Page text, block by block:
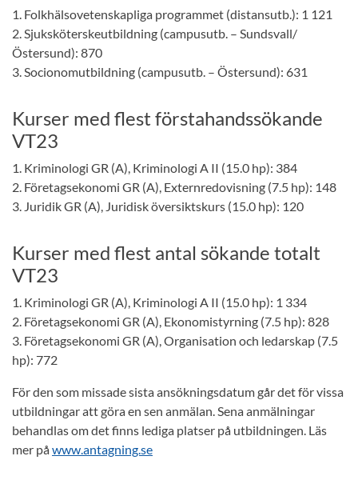
1. Folkhälsovetenskapliga programmet (distansutb.): 1 121
2. Sjuksköterskeutbildning (campusutb. – Sundsvall/
Östersund): 870
3. Socionomutbildning (campusutb. – Östersund): 631
Kurser med flest förstahandssökande
VT23
1. Kriminologi GR (A), Kriminologi A II (15.0 hp): 384
2. Företagsekonomi GR (A), Externredovisning (7.5 hp): 148
3. Juridik GR (A), Juridisk översiktskurs (15.0 hp): 120
Kurser med flest antal sökande totalt
VT23
1. Kriminologi GR (A), Kriminologi A II (15.0 hp): 1 334
2. Företagsekonomi GR (A), Ekonomistyrning (7.5 hp): 828
3. Företagsekonomi GR (A), Organisation och ledarskap (7.5
hp): 772
För den som missade sista ansökningsdatum går det för vissa
utbildningar att göra en sen anmälan. Sena anmälningar
behandlas om det finns lediga platser på utbildningen. Läs
mer påwww.antagning.se